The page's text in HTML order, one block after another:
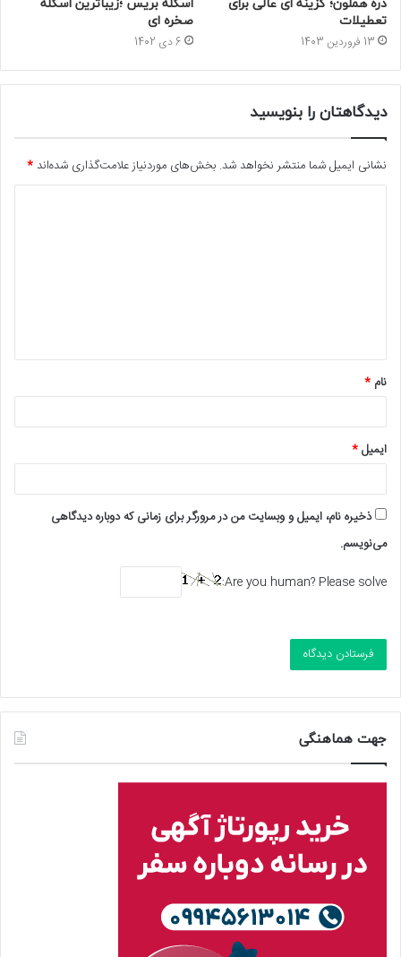
دره هملون؛ گزینه ای عالی برای
تعطیلات
13 فروردین 1403
اسکله بریس ؛زیباترین اسکله
صخره ای
6 دی 1402
دیدگاهتان را بنویسید
نشانی ایمیل شما منتشر نخواهد شد. بخش‌های موردنیاز علامت‌گذاری شده‌اند*
*
نام *
ایمیل*
ذخیره نام، ایمیل و وبسایت من در مرورگر برای زمانی که دوباره دیدگاهی
می‌نویسم.
Are you human? Please solve:
جهت هماهنگی